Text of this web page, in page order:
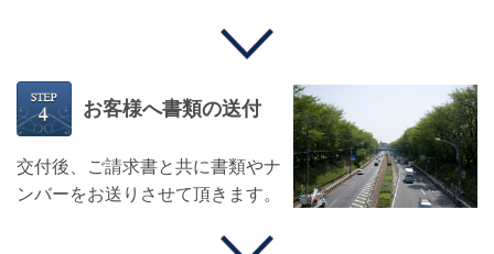
お客様へ書類の送付
交付後、ご請求書と共に書類やナ
ンバーをお送りさせて頂きます。